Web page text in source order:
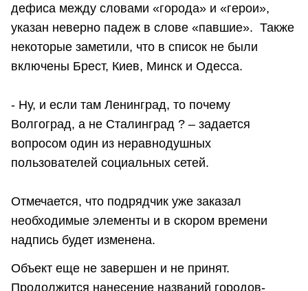
дефиса между словами «города» и «герои»,
указан неверно падеж в слове «павшие». Также
некоторые заметили, что в список не были
включены Брест, Киев, Минск и Одесса.
- Ну, и если там Ленинград, то почему
Волгоград, а не Сталинград ? – задается
вопросом один из неравнодушных
пользователей социальных сетей.
Отмечается, что подрядчик уже заказал
необходимые элементы и в скором времени
надпись будет изменена.
Объект еще не завершен и не принят.
Продолжится нанесение названий городов-